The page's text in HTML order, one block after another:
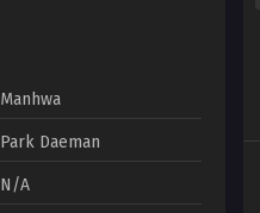
Manhwa
Park Daeman
N/A